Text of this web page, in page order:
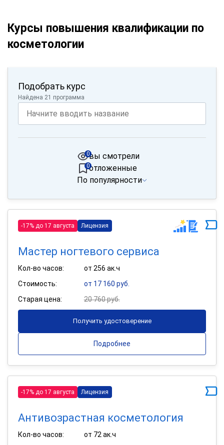
Курсы повышения квалификации по
косметологии
Подобрать курс
Найдена 21 программа
вы смотрели
0
отложенные
0
По популярности
-17% до 17 августа Лицензия
Мастер ногтевого сервиса
Кол-во часов:
от 256 ак.ч
Стоимость:
от 17 160 руб.
Старая цена:
20 760 руб.
Получить удостоверение
Подробнее
-17% до 17 августа Лицензия
Антивозрастная косметология
Кол-во часов:
от 72 ак.ч